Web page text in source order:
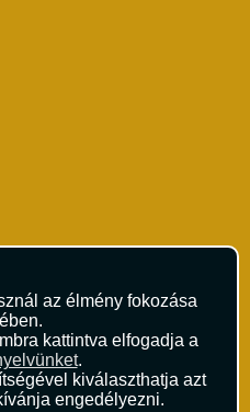
az élmény fokozása
kattintva elfogadja a
.
kiválaszthatja azt
engedélyezni.
Feltételek